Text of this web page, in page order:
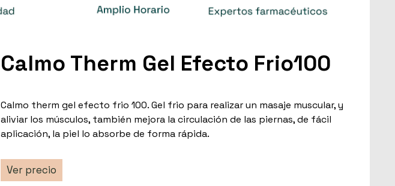
Calmo Therm Gel Efecto Frio100
Calmo therm gel efecto frio 100. Gel frio para realizar un masaje muscular, y
aliviar los músculos, también mejora la circulación de las piernas, de fácil
aplicación, la piel lo absorbe de forma rápida.
Ver precio